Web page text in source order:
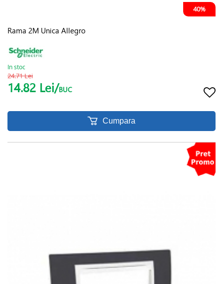
40%
Rama 2M Unica Allegro
In stoc
24.71 Lei
14.82 Lei/BUC
Cumpara